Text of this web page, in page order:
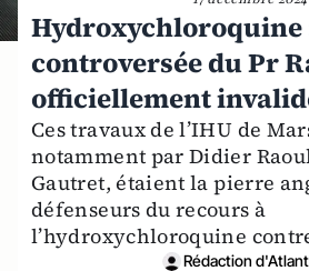
Hydroxychloroquine
controversée du Pr
officiellement
Ces travaux de l’IHU de
notamment par Didier
Gautret, étaient la pierre
défenseurs du recours à
l’hydroxychloroquine
Rédaction